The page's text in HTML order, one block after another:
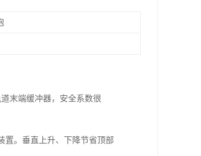
末端缓冲器，安全系数很
置。垂直上升、下降节省顶部